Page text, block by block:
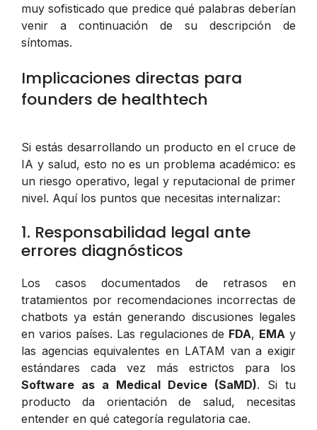
muy sofisticado que predice qué palabras deberían
venir a continuación de su descripción de
síntomas.
Implicaciones directas para
founders de healthtech
Si estás desarrollando un producto en el cruce de
IA y salud, esto no es un problema académico: es
un riesgo operativo, legal y reputacional de primer
nivel. Aquí los puntos que necesitas internalizar:
1. Responsabilidad legal ante
errores diagnósticos
Los casos documentados de retrasos en
tratamientos por recomendaciones incorrectas de
chatbots ya están generando discusiones legales
en varios países. Las regulaciones de FDA, EMA y
las agencias equivalentes en LATAM van a exigir
estándares cada vez más estrictos para los
Software as a Medical Device (SaMD). Si tu
producto da orientación de salud, necesitas
entender en qué categoría regulatoria cae.